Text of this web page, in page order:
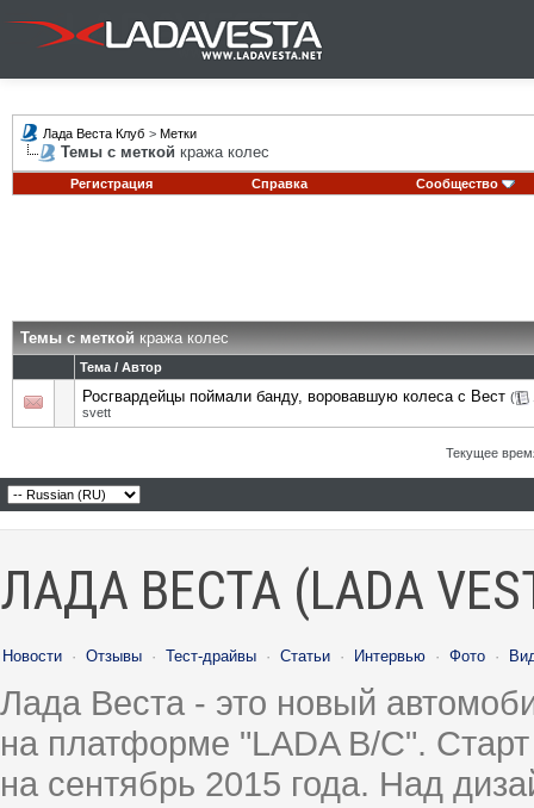
Лада Веста Клуб > Метки
Темы с меткой кража колес
Регистрация Справка Сообщество
Темы с меткойкража колес
Тема / Автор
Росгвардейцы поймали банду, воровавшую колеса с Вест (
svett
Текущее
ЛАДА ВЕСТА (LADA
Новости · Отзывы · Тест-драйвы · Статьи · Интервью · Фото ·
Лада Веста - это новый
на платформе "LADA B/C".
на сентябрь 2015 года. Над